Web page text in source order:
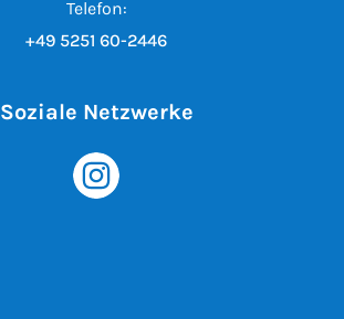
Telefon:
+49 5251 60-2446
Soziale Netzwerke